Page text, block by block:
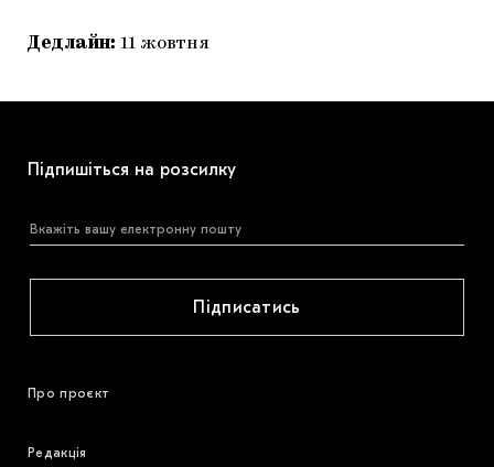
Дедлайн: 11 жовтня
Підпишіться на розсилку
Підписатись
Про проєкт
Редакція